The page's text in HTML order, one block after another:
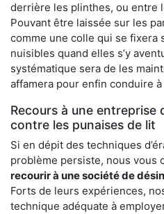
derrière les plinthes, ou entre
Pouvant être laissée sur les
comme une colle qui se fixera
nuisibles quand elles s’y
systématique sera de les
affamera pour enfin conduire
Recours à une entreprise
contre les punaises de lit
Si en dépit des techniques
problème persiste, nous vous
recourir à une société de
Forts de leurs expériences,
technique adéquate à